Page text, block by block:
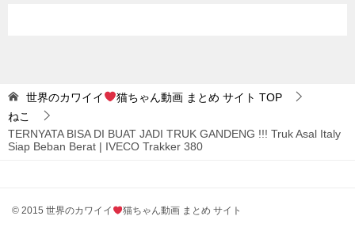
世界のカワイイ 猫ちゃん動画 まとめ サイト TOP
ねこ
TERNYATA BISA DI BUAT JADI TRUK GANDENG !!! Truk Asal Italy
Siap Beban Berat | IVECO Trakker 380
© 2015 世界のカワイイ 猫ちゃん動画 まとめ サイト